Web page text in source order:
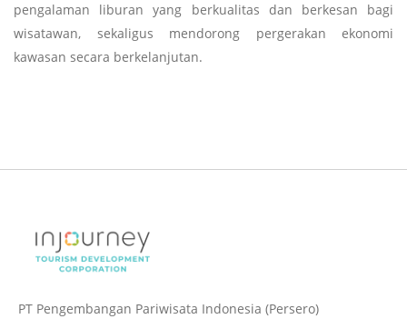
pengalaman liburan yang berkualitas dan berkesan bagi
wisatawan, sekaligus mendorong pergerakan ekonomi
kawasan secara berkelanjutan.
PT Pengembangan Pariwisata Indonesia (Persero)